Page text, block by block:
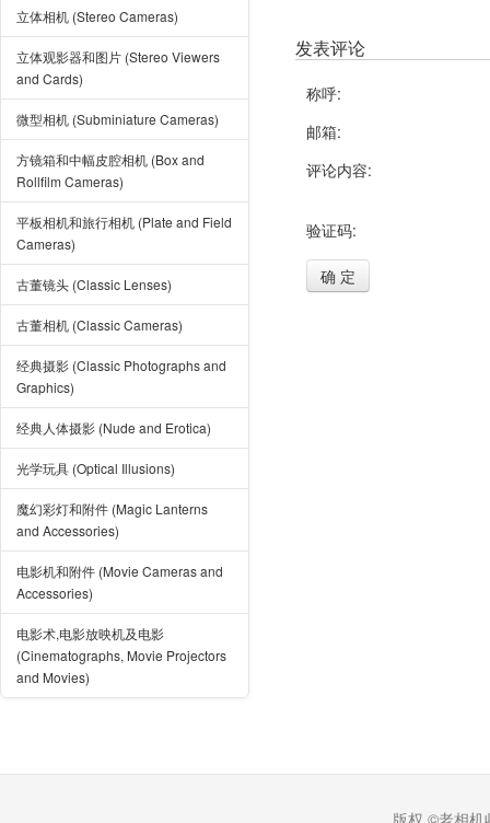
立体相机 (Stereo Cameras)
立体观影器和图片 (Stereo Viewers
and Cards)
微型相机 (Subminiature Cameras)
方镜箱和中幅皮腔相机 (Box and
Rollfilm Cameras)
平板相机和旅行相机 (Plate and Field
Cameras)
古董镜头 (Classic Lenses)
古董相机 (Classic Cameras)
经典摄影 (Classic Photographs and
Graphics)
经典人体摄影 (Nude and Erotica)
光学玩具 (Optical Illusions)
魔幻彩灯和附件 (Magic Lanterns
and Accessories)
电影机和附件 (Movie Cameras and
Accessories)
电影术,电影放映机及电影
(Cinematographs, Movie Projectors
and Movies)
发表评论
称呼:
邮箱:
评论内容:
验证码:
确 定
版权 ©老相